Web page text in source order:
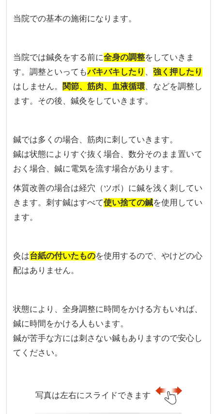
当院での基本の施術になります。
当院では鍼灸をする前に全身の調整をしていきま
す。調整といってもバキバキしたり 、強く押したり
はしません。
関節、筋肉、血液循環、などを調整し
ます。その後、鍼灸をしていきます。
鍼では多くの場合、筋肉に刺していきます。
鍼は状態によりすぐ抜く場合、数分そのまま置いて
おく場合、鍼に電気を流す場合があります。
体質改善の場合は経穴（ツボ）に鍼を浅く刺してい
きます。刺す鍼はすべて使い捨ての鍼を使用してい
ます。
灸は台紙の付いたものを使用するので、やけどの心
配はありません。
状態により、全身調整に時間をかける方もいれば、
鍼に時間をかける人もいます。
鍼が苦手な方には刺さない鍼もありますので安心し
てください。
写真は左右にスライドできます